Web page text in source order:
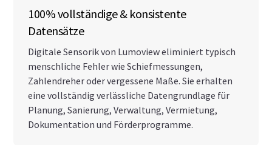
100% vollständige & konsistente
Datensätze
Digitale Sensorik von Lumoview eliminiert typisch
menschliche Fehler wie Schiefmessungen,
Zahlendreher oder vergessene Maße. Sie erhalten
eine vollständig verlässliche Datengrundlage für
Planung, Sanierung, Verwaltung, Vermietung,
Dokumentation und Förderprogramme.